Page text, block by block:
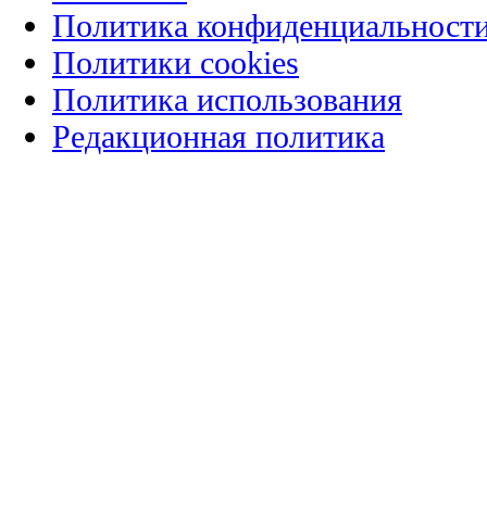
Политика
Политики cookies
Политика использования
Редакционная политика